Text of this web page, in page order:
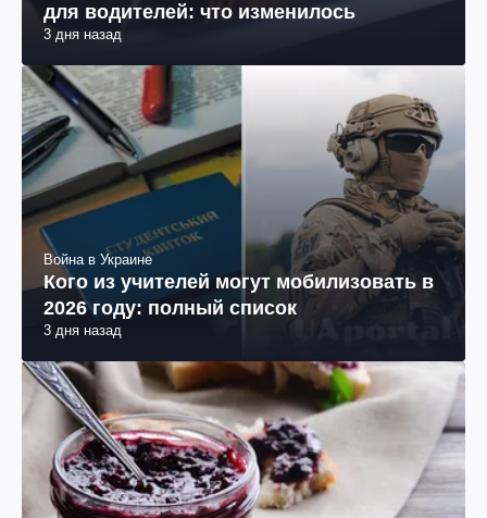
для водителей: что изменилось
3 дня назад
Война в Украине
Кого из учителей могут мобилизовать в
2026 году: полный список
3 дня назад